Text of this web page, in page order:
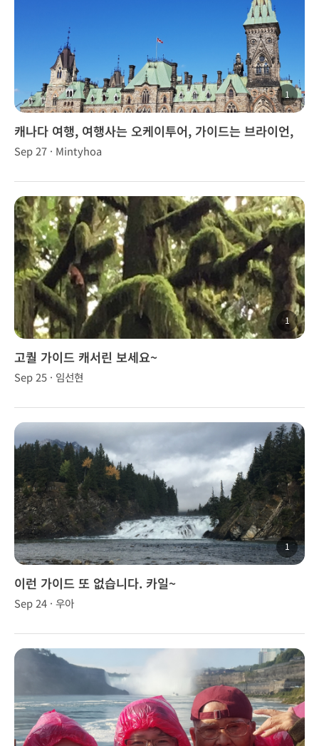
1
캐나다 여행, 여행사는 오케이투어, 가이드는 브라이언,
브라우니, 브니~~!
Sep 27 · Mintyhoa
1
고퀄 가이드 캐서린 보세요~
Sep 25 · 임선현
1
이런 가이드 또 없습니다. 카일~
Sep 24 · 우아